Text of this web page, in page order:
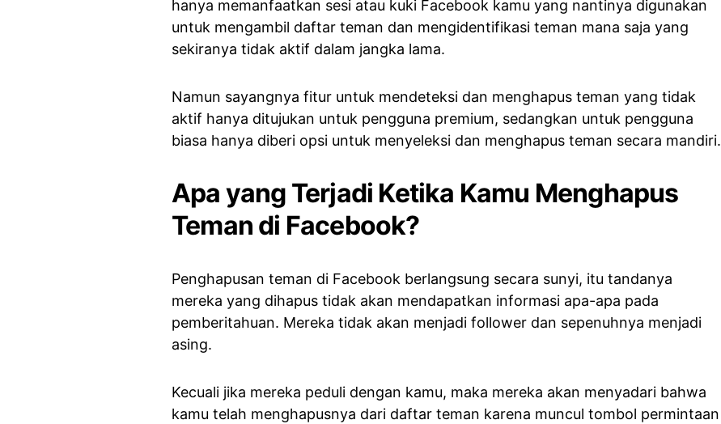
hanya memanfaatkan sesi atau kuki Facebook kamu yang nantinya digunakan
untuk mengambil daftar teman dan mengidentifikasi teman mana saja yang
sekiranya tidak aktif dalam jangka lama.
Namun sayangnya fitur untuk mendeteksi dan menghapus teman yang tidak
aktif hanya ditujukan untuk pengguna premium, sedangkan untuk pengguna
biasa hanya diberi opsi untuk menyeleksi dan menghapus teman secara mandiri.
Apa yang Terjadi Ketika Kamu Menghapus
Teman di Facebook?
Penghapusan teman di Facebook berlangsung secara sunyi, itu tandanya
mereka yang dihapus tidak akan mendapatkan informasi apa-apa pada
pemberitahuan. Mereka tidak akan menjadi follower dan sepenuhnya menjadi
asing.
Kecuali jika mereka peduli dengan kamu, maka mereka akan menyadari bahwa
kamu telah menghapusnya dari daftar teman karena muncul tombol permintaan